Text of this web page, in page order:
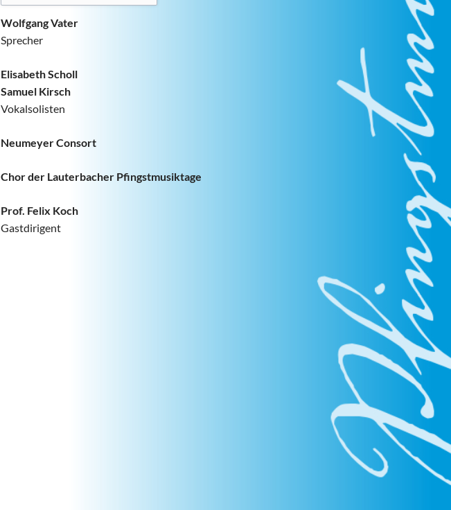
Wolfgang Vater
Sprecher
Elisabeth Scholl
Samuel Kirsch
Vokalsolisten
Neumeyer Consort
Chor der Lauterbacher Pfingstmusiktage
Prof. Felix Koch
Gastdirigent